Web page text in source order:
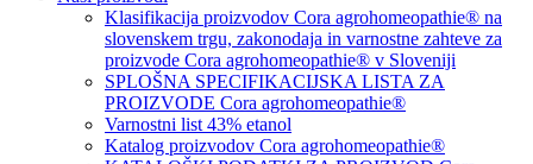
Klasifikacija proizvodov Cora agrohomeopathie® na
slovenskem trgu, zakonodaja in varnostne zahteve za
proizvode Cora agrohomeopathie® v Sloveniji
SPLOŠNA SPECIFIKACIJSKA LISTA ZA
PROIZVODE Cora agrohomeopathie®
Varnostni list 43% etanol
Katalog proizvodov Cora agrohomeopathie®